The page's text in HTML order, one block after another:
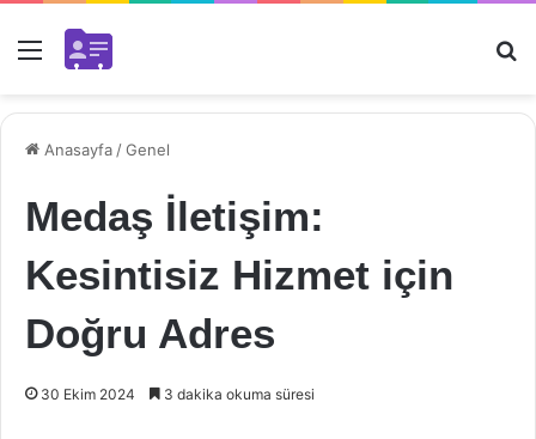
Menü
Anasayfa /Genel
Medaş İletişim:
Kesintisiz Hizmet için
Doğru Adres
30 Ekim 2024 3 dakika okuma süresi